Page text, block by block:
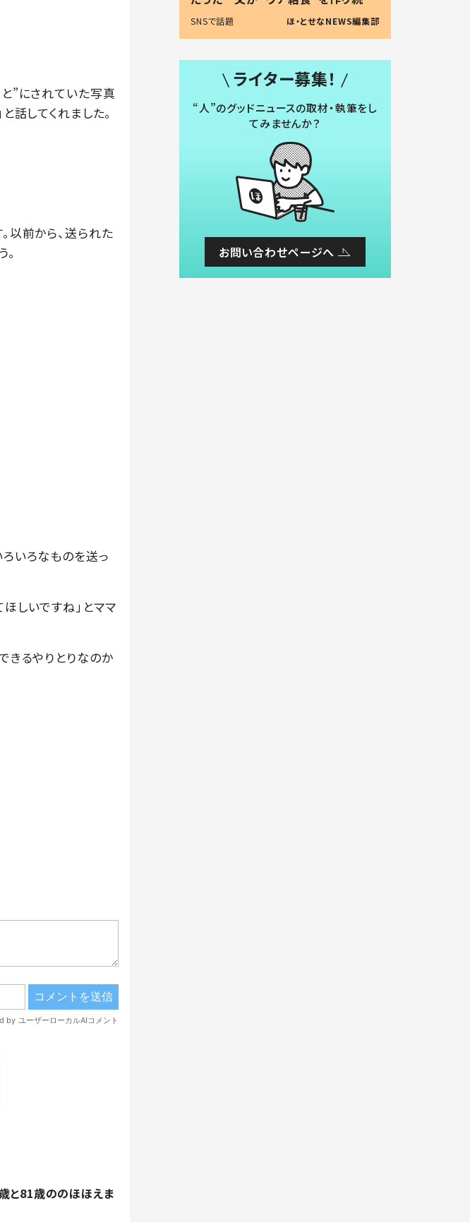
”にされていた写真
話してくれました。
以前から、送られた
いろなものを送っ
しいですね」とママ
きるやりとりなのか
と81歳ののほほえま
る理由とは #令和の親 #令和の子
SNSで話題 ほ・とせなNEWS編集部
ライター募集！
“人”のグッドニュースの取材・執筆をし
てみませんか？
お問い合わせページへ